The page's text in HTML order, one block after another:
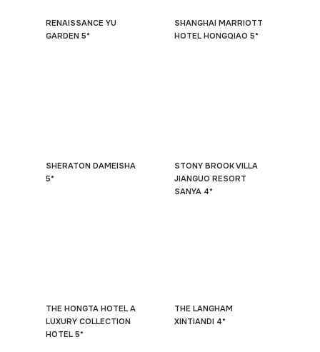
RENAISSANCE YU
GARDEN 5*
SHANGHAI MARRIOTT
HOTEL HONGQIAO 5*
SHERATON DAMEISHA
5*
STONY BROOK VILLA
JIANGUO RESORT
SANYA 4*
THE HONGTA HOTEL A
LUXURY COLLECTION
HOTEL 5*
THE LANGHAM
XINTIANDI 4*